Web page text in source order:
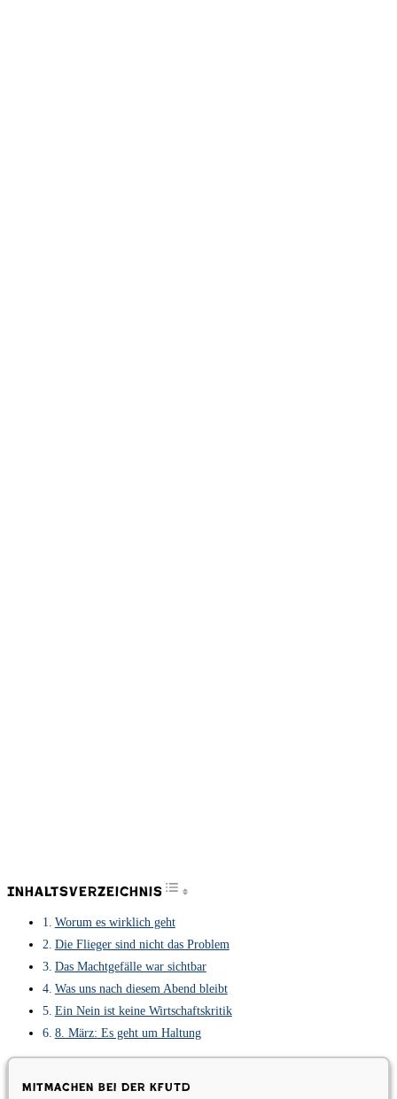
Inhaltsverzeichnis Toggle Table of Content
Worum es wirklich geht
Die Flieger sind nicht das Problem
Das Machtgefälle war sichtbar
Was uns nach diesem Abend bleibt
Ein Nein ist keine Wirtschaftskritik
8. März: Es geht um Haltung
Mitmachen bei der KfUTD